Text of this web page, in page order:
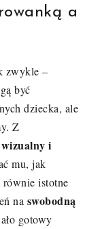
a
zwykle –
być
dziecka, ale
Z
wizualny i
mu, jak
równie istotne
na swobodną
gotowy